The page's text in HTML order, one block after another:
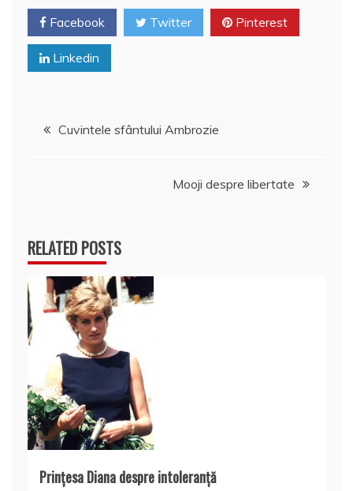
Facebook Twitter Pinterest
Linkedin
Navigare
Cuvintele sfântului Ambrozie
Mooji despre libertate
RELATED POSTS
Prințesa Diana despre intoleranță